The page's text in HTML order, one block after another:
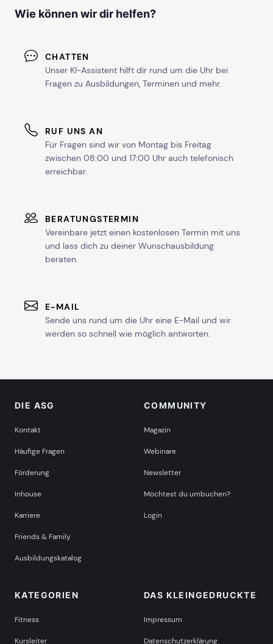
Wie können wir dir helfen?
CHATTEN
Unser KI-Assistent hilft dir rund um die Uhr bei
Fragen zu Ausbildungen, Terminen und mehr.
RUF UNS AN
Für Fragen sind wir von Montag bis Freitag
zwischen 08:00 und 17:00 Uhr auch telefonisch
erreichbar.
BERATUNGSTERMIN
Vereinbare jetzt einen kostenlosen Termin mit uns
und lass dich zu deiner Wunschausbildung
beraten.
E-MAIL
Sende uns rund um die Uhr eine E-Mail und wir
werden so schnell wie möglich antworten.
DIE ASG
Kontakt
Häufige Fragen
Förderung
Inhouse
Karriere
Friends & Family
Ausbildungskatalog
COMMUNITY
Magazin
Webinare
Newsletter
Möchtest du umbuchen?
Login
KATEGORIEN
Fitness
Kursleiter
DAS KLEINGEDRUCKTE
Impressum
Datenschutzerklärung